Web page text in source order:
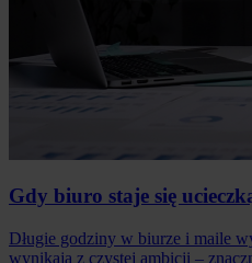
Gdy biuro staje się
Długie godziny w biurze i maile
wynikają z czystej ambicji –